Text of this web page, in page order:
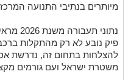
מיותרים בנתיבי התנועה
נתוני
פיק נובע לא רק מהתקלות
להצלחות בתחום זה, נדרשת
משטרת ישראל ועם גורמים